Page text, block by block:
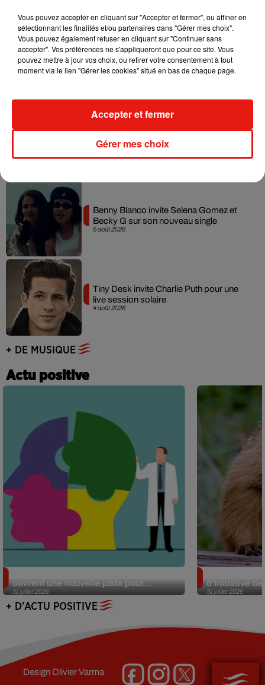
7 août 2026
Tayc et Didi B dévoilent le single le plus
dansant de l’année
Angèle et Amélie Lens dévoilent leur
collaboration tant attendue
5 août 2026
Benny Blanco invite Selena Gomez et
Becky G sur son nouveau single
4 août 2026
Tiny Desk invite Charlie Puth pour une
live session solaire
+ DE MUSIQUE
Actu positive
31 juillet 2026
ouvrent une nouvelle piste pour...
31 juillet 2026
d’initiative
+ D'ACTU POSITIVE
DesignOlivier Varma
Vous pouvez accepter en cliquant sur "Accepter et fermer", ou affiner en
sélectionnant les finalités et/ou partenaires dans "Gérer mes choix".
Vous pouvez également refuser en cliquant sur "Continuer sans
accepter". Vos préférences ne s'appliqueront que pour ce site. Vous
pouvez mettre à jour vos choix, ou retirer votre consentement à tout
moment via le lien "Gérer les cookies" situé en bas de chaque page.
Gérer mes choix
Accepter et fermer